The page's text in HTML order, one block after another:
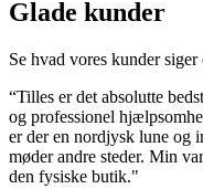
Glade kunder
Se hvad vores kunder siger
“Tilles er det absolutte
og professionel
er der en nordjysk lune og
møder andre steder. Min
den fysiske butik."